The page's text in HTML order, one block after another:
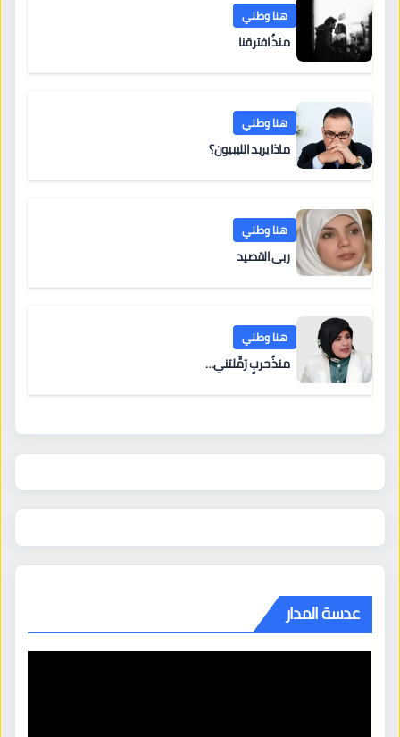
هنا وطني
منذُ افترقنا
هنا وطني
ماذا يريد الليبيون؟
هنا وطني
ربى القصيد
هنا وطني
منذُ حربٍ رَمَّلتني…
عدسة المدار